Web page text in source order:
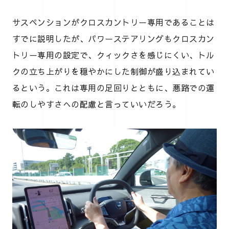
サスペンションがクロスカントリー専用であることは
すでに説明したが、パワーステアリングもクロスカン
トリー専用の設定で、クィックさを感じにくい、トル
クの立ち上がりを穏やかにした制御が盛り込まれてい
るという。これは専用の足回りとともに、悪路での運
転のしやすさへの配慮と言っていいだろう。